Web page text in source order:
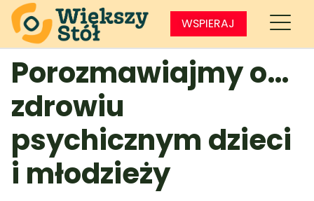
WSPIERAJ
Porozmawiajmy o…
zdrowiu
psychicznym dzieci
i młodzieży